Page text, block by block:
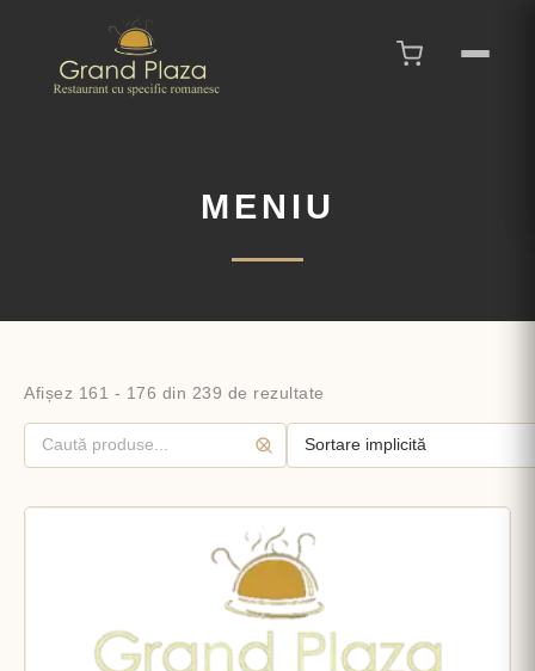
MENIU
Afișez 161 - 176 din 239 de rezultate